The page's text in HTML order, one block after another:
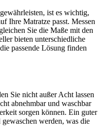
ist es wichtig,
Ihre Matratze passt. Messen
Sie die Maße mit den
bieten unterschiedliche
passende Lösung finden
Sie nicht außer Acht lassen
abnehmbar und waschbar
sorgen können. Ein guter
werden, was die